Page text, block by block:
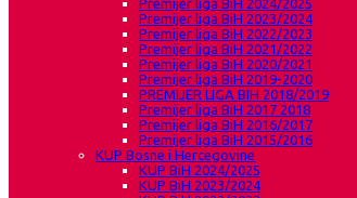
Premijer liga BiH 2024/2025
Premijer liga BiH 2023/2024
Premijer liga BiH 2022/2023
Premijer liga BiH 2021/2022
Premijer liga BiH 2020/2021
Premijer liga BiH 2019-2020
PREMIJER LIGA BIH 2018/2019
Premijer liga BiH 2017 2018
Premijer liga BiH 2016/2017
Premijer liga BiH 2015/2016
KUP Bosne i Hercegovine
KUP BiH 2024/2025
KUP BiH 2023/2024